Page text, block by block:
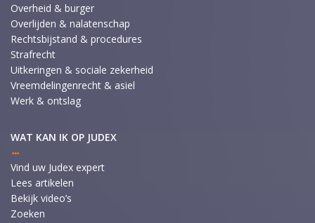
Overheid & burger
Overlijden & nalatenschap
Rechtsbijstand & procedures
Strafrecht
Uitkeringen & sociale zekerheid
Vreemdelingenrecht & asiel
Werk & ontslag
WAT KAN IK OP JUDEX
Vind uw Judex expert
Lees artikelen
Bekijk video’s
Zoeken